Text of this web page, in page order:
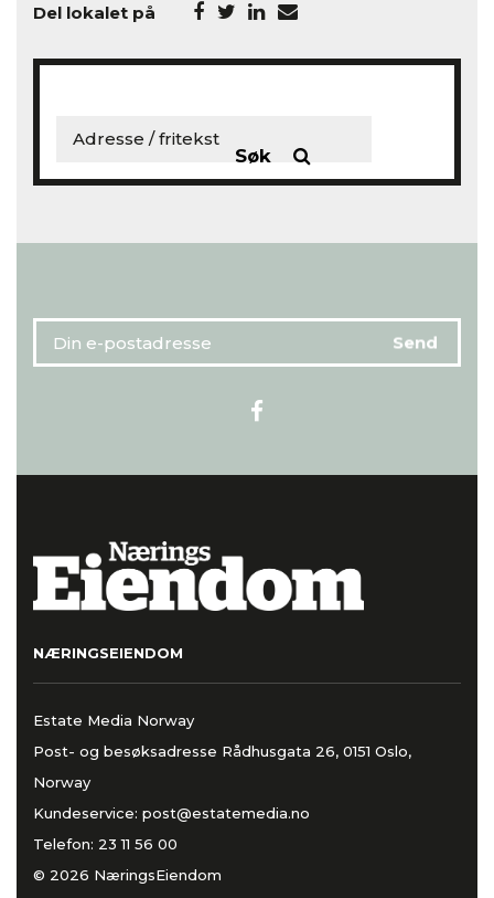
Del lokalet på
Søk
NÆRINGSEIENDOM
Estate Media Norway
Post- og besøksadresse Rådhusgata 26, 0151 Oslo,
Norway
Kundeservice: post@estatemedia.no
Telefon: 23 11 56 00
© 2026 NæringsEiendom